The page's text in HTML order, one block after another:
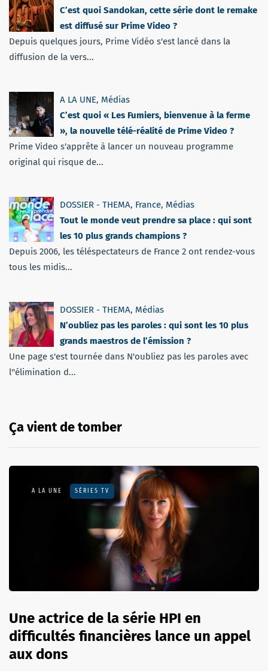
C’est quoi Sandokan, cette série dont le remake
est diffusé sur Prime Video ?
Depuis quelques jours, Prime Vidéo s'est lancé dans la
diffusion de la vers...
A LA UNE, Médias
C’est quoi « Les Fumiers, bienvenue à la ferme
», la nouvelle télé-réalité de Prime Video ?
Prime Video s'apprête à lancer un nouveau programme
original qui risque de...
DOSSIER - THEMA, France, Médias
Tout le monde veut prendre sa place : qui sont
les 10 plus grands champions ?
Depuis 2006, les téléspectateurs de France 2 ont rendez-vous
tous les midis...
DOSSIER - THEMA, Médias
N’oubliez pas les paroles : qui sont les 10 plus
grands maestros de l’émission ?
Une page s'est tournée dans N'oubliez pas les paroles avec
l''élimination d...
Ça vient de tomber
A LA UNE SÉRIES TV
Une actrice de la série HPI en
difficultés financières lance un appel
aux dons